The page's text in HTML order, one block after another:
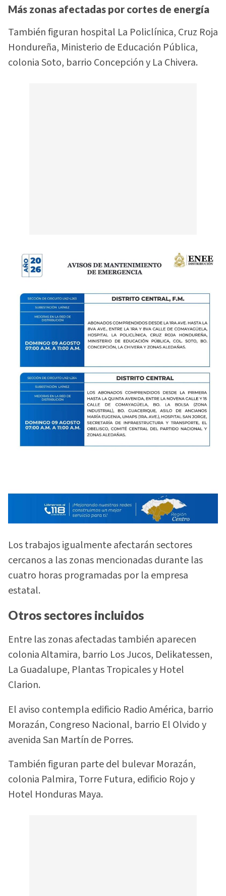
Más zonas afectadas por cortes de energía
También figuran hospital La Policlínica, Cruz Roja
Hondureña, Ministerio de Educación Pública,
colonia Soto, barrio Concepción y La Chivera.
Los trabajos igualmente afectarán sectores
cercanos a las zonas mencionadas durante las
cuatro horas programadas por la empresa
estatal.
Otros sectores incluidos
Entre las zonas afectadas también aparecen
colonia Altamira, barrio Los Jucos, Delikatessen,
La Guadalupe, Plantas Tropicales y Hotel
Clarion.
El aviso contempla edificio Radio América, barrio
Morazán, Congreso Nacional, barrio El Olvido y
avenida San Martín de Porres.
También figuran parte del bulevar Morazán,
colonia Palmira, Torre Futura, edificio Rojo y
Hotel Honduras Maya.